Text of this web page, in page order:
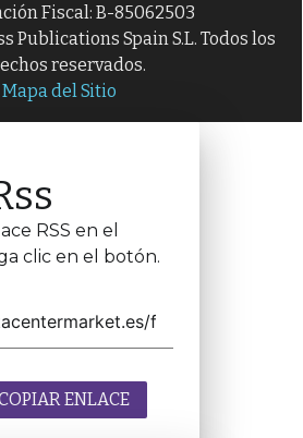
Fiscal: B-85062503
Publications Spain S.L. Todos los
reservados.
Mapa del Sitio
RSS en el
clic en el botón.
ENLACE